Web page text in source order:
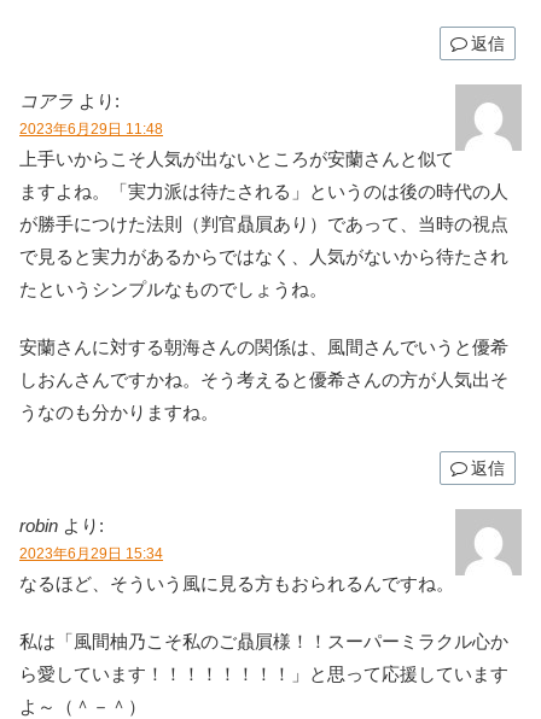
返信
コアラ より:
2023年6月29日 11:48
上手いからこそ人気が出ないところが安蘭さんと似て
ますよね。「実力派は待たされる」というのは後の時代の人
が勝手につけた法則（判官贔屓あり）であって、当時の視点
で見ると実力があるからではなく、人気がないから待たされ
たというシンプルなものでしょうね。
安蘭さんに対する朝海さんの関係は、風間さんでいうと優希
しおんさんですかね。そう考えると優希さんの方が人気出そ
うなのも分かりますね。
返信
robin より:
2023年6月29日 15:34
なるほど、そういう風に見る方もおられるんですね。
私は「風間柚乃こそ私のご贔屓様！！スーパーミラクル心か
ら愛しています！！！！！！！！」と思って応援しています
よ～（＾－＾）